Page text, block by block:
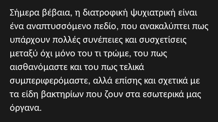
Σήμερα βέβαια, η διατροφική ψυχιατρική είναι
ένα αναπτυσσόμενο πεδίο, που ανακαλύπτει πως
υπάρχουν πολλές συνέπειες και συσχετίσεις
μεταξύ όχι μόνο του τι τρώμε, του πως
αισθανόμαστε και του πως τελικά
συμπεριφερόμαστε, αλλά επίσης και σχετικά με
τα είδη βακτηρίων που ζουν στα εσωτερικά μας
όργανα.